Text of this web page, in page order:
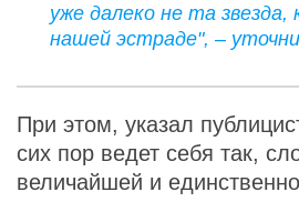
уже далеко не та звезда,
нашей эстраде", –
При этом, указал
сих пор ведет себя так,
величайшей и